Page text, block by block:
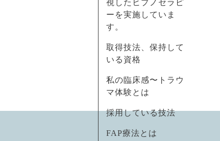
視したヒプノセラピ
ーを実施していま
す。
取得技法、保持して
いる資格
私の臨床感〜トラウ
マ体験とは
採用している技法
FAP療法とは